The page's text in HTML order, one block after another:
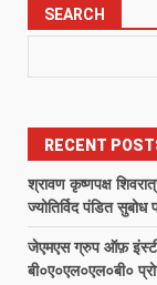
SEARCH
RECENT
श्रावण कृष्णपक्ष
ज्योतिर्विद पंडित
जेएमएस ग्रुप ऑफ़
बी०ए०एल०एल०बी०